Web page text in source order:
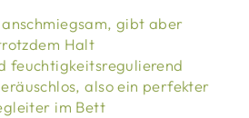
gibt aber
Halt
feuchtigkeitsregulierend
also ein perfekter
im Bett